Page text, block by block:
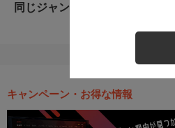
同じジャンルのおすすめ番組
キャンペーン・お得な情報